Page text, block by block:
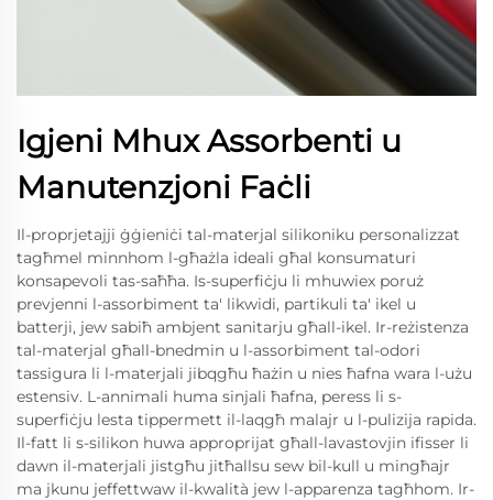
Igjeni Mhux Assorbenti u
Manutenzjoni Faċli
Il-proprjetajji ġġieniċi tal-materjal silikoniku personalizzat
tagħmel minnhom l-għażla ideali għal konsumaturi
konsapevoli tas-saħħa. Is-superfiċju li mhuwiex poruż
prevjenni l-assorbiment ta' likwidi, partikuli ta' ikel u
batterji, jew sabiħ ambjent sanitarju għall-ikel. Ir-reżistenza
tal-materjal għall-bnedmin u l-assorbiment tal-odori
tassigura li l-materjali jibqgħu ħażin u nies ħafna wara l-użu
estensiv. L-annimali huma sinjali ħafna, peress li s-
superfiċju lesta tippermett il-laqgħ malajr u l-pulizija rapida.
Il-fatt li s-silikon huwa approprijat għall-lavastovjin ifisser li
dawn il-materjali jistgħu jitħallsu sew bil-kull u mingħajr
ma jkunu jeffettwaw il-kwalità jew l-apparenza tagħhom. Ir-